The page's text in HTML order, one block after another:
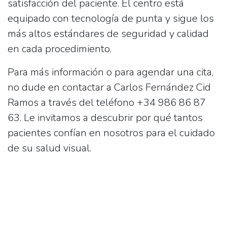
satisfacción del paciente. El centro está
equipado con tecnología de punta y sigue los
más altos estándares de seguridad y calidad
en cada procedimiento.
Para más información o para agendar una cita,
no dude en contactar a Carlos Fernández Cid
Ramos a través del teléfono +34 986 86 87
63. Le invitamos a descubrir por qué tantos
pacientes confían en nosotros para el cuidado
de su salud visual.